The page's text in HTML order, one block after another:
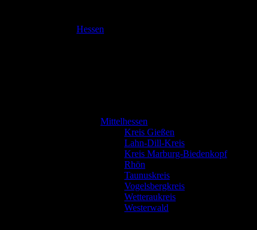
Hessen
Mittelhessen
Kreis Gießen
Lahn-Dill-Kreis
Kreis Marburg-Biedenkopf
Rhön
Taunuskreis
Vogelsbergkreis
Wetteraukreis
Westerwald